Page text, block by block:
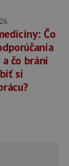
Čo
čo bráni
si